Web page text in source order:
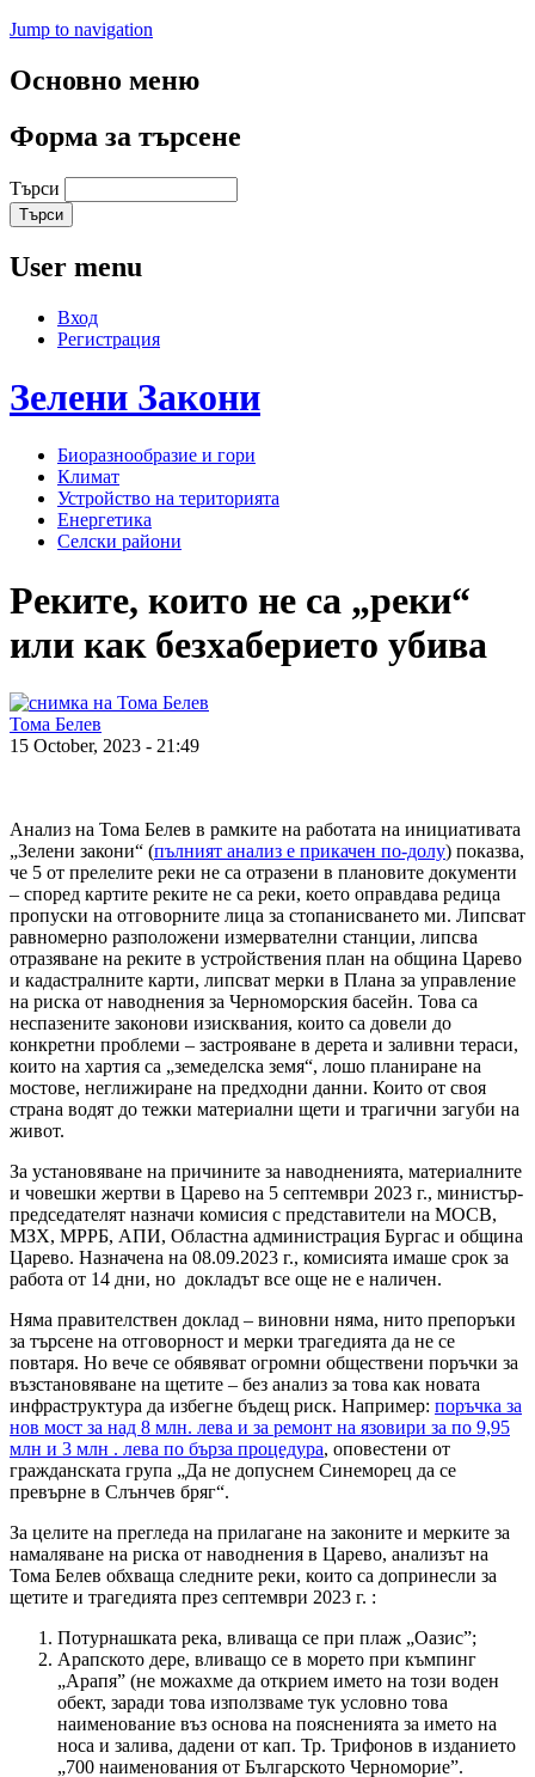
Jump to navigation
Основно меню
Форма за търсене
Търси
User menu
Вход
Регистрация
Зелени Закони
Биоразнообразие и гори
Климат
Устройство на територията
Енергетика
Селски райони
Реките, които не са „реки“
или как безхаберието убива
Тома Белев
15 October, 2023 - 21:49
Анализ на Тома Белев в рамките на работата на инициативата
„Зелени закони“ (пълният анализ е прикачен по-долу) показва,
че 5 от прелелите реки не са отразени в плановите документи
– според картите реките не са реки, което оправдава редица
пропуски на отговорните лица за стопанисването ми. Липсват
равномерно разположени измервателни станции, липсва
отразяване на реките в устройствения план на община Царево
и кадастралните карти, липсват мерки в Плана за управление
на риска от наводнения за Черноморския басейн. Това са
неспазените законови изисквания, които са довели до
конкретни проблеми – застрояване в дерета и заливни тераси,
които на хартия са „земеделска земя“, лошо планиране на
мостове, неглижиране на предходни данни. Които от своя
страна водят до тежки материални щети и трагични загуби на
живот.
За установяване на причините за наводненията, материалните
и човешки жертви в Царево на 5 септември 2023 г., министър-
председателят назначи комисия с представители на МОСВ,
МЗХ, МРРБ, АПИ, Областна администрация Бургас и община
Царево. Назначена на 08.09.2023 г., комисията имаше срок за
работа от 14 дни, но докладът все още не е наличен.
Няма правителствен доклад – виновни няма, нито препоръки
за търсене на отговорност и мерки трагедията да не се
повтаря. Но вече се обявяват огромни обществени поръчки за
възстановяване на щетите – без анализ за това как новата
инфраструктура да избегне бъдещ риск. Например: поръчка за
нов мост за над 8 млн. лева и за ремонт на язовири за по 9,95
млн и 3 млн . лева по бърза процедура, оповестени от
гражданската група „Да не допуснем Синеморец да се
превърне в Слънчев бряг“.
За целите на прегледа на прилагане на законите и мерките за
намаляване на риска от наводнения в Царево, анализът на
Тома Белев обхваща следните реки, които са допринесли за
щетите и трагедията през септември 2023 г. :
Потурнашката река, вливаща се при плаж „Оазис”;
Арапското дере, вливащо се в морето при къмпинг
„Арапя” (не можахме да открием името на този воден
обект, заради това използваме тук условно това
наименование въз основа на поясненията за името на
носа и залива, дадени от кап. Тр. Трифонов в изданието
„700 наименования от Българското Черноморие”.